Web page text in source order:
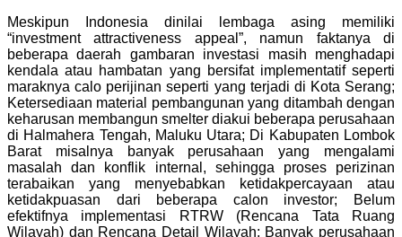
Meskipun Indonesia dinilai lembaga asing memiliki
“investment attractiveness appeal”, namun faktanya di
beberapa daerah gambaran investasi masih menghadapi
kendala atau hambatan yang bersifat implementatif seperti
maraknya calo perijinan seperti yang terjadi di Kota Serang;
Ketersediaan material pembangunan yang ditambah dengan
keharusan membangun smelter diakui beberapa perusahaan
di Halmahera Tengah, Maluku Utara; Di Kabupaten Lombok
Barat misalnya banyak perusahaan yang mengalami
masalah dan konflik internal, sehingga proses perizinan
terabaikan yang menyebabkan ketidakpercayaan atau
ketidakpuasan dari beberapa calon investor; Belum
efektifnya implementasi RTRW (Rencana Tata Ruang
Wilayah) dan Rencana Detail Wilayah; Banyak perusahaan